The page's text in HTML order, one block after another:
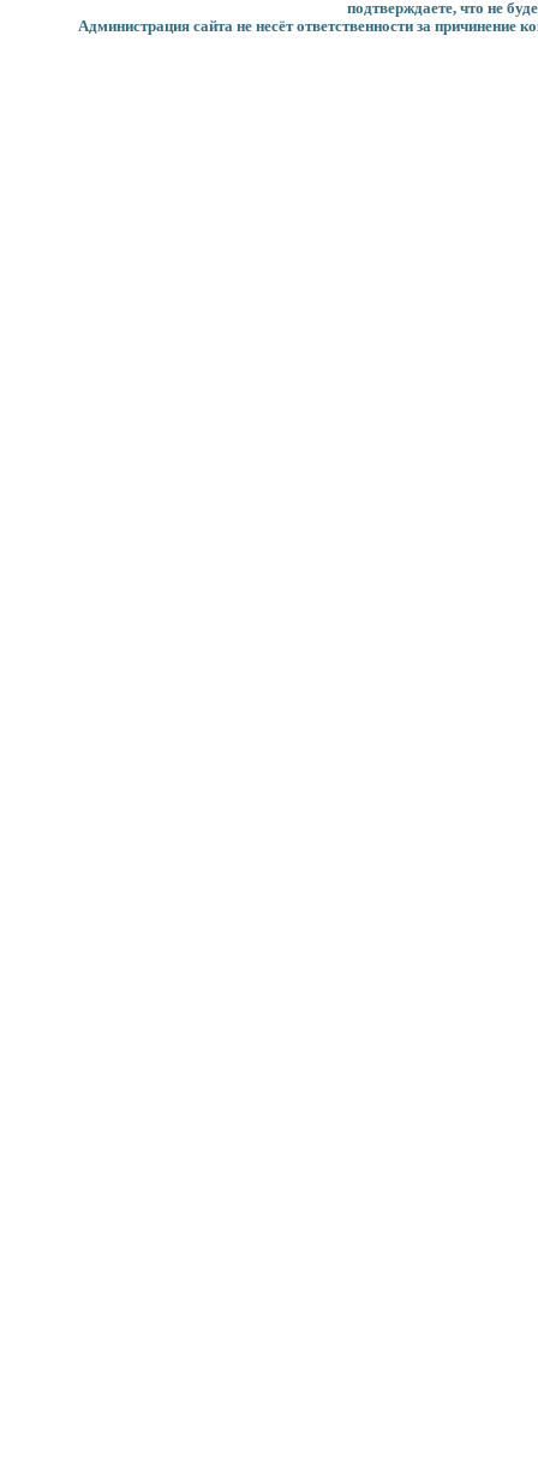
подтверждаете, что не
Администрация сайта не несёт ответственности за причинение